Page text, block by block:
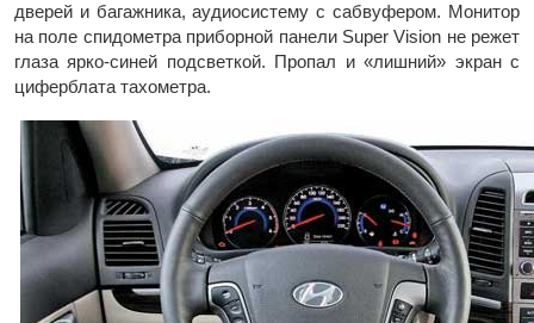
дверей и багажника, аудиосистему с сабвуфером. Монитор
на поле спидометра приборной панели Super Vision не режет
глаза ярко-синей подсветкой. Пропал и «лишний» экран с
циферблата тахометра.